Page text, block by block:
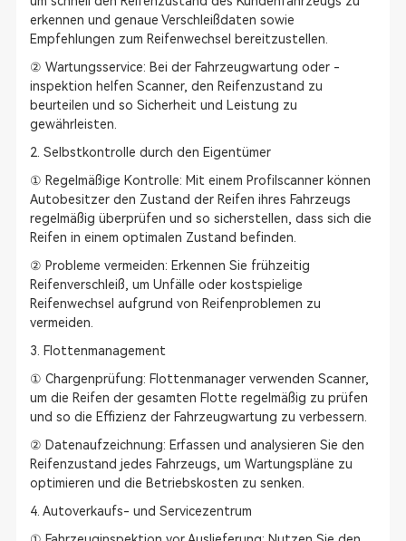
erkennen und genaue Verschleißdaten sowie
Empfehlungen zum Reifenwechsel bereitzustellen.
② Wartungsservice: Bei der Fahrzeugwartung oder -
inspektion helfen Scanner, den Reifenzustand zu
beurteilen und so Sicherheit und Leistung zu
gewährleisten.
2. Selbstkontrolle durch den Eigentümer
① Regelmäßige Kontrolle: Mit einem Profilscanner können
Autobesitzer den Zustand der Reifen ihres Fahrzeugs
regelmäßig überprüfen und so sicherstellen, dass sich die
Reifen in einem optimalen Zustand befinden.
② Probleme vermeiden: Erkennen Sie frühzeitig
Reifenverschleiß, um Unfälle oder kostspielige
Reifenwechsel aufgrund von Reifenproblemen zu
vermeiden.
3. Flottenmanagement
① Chargenprüfung: Flottenmanager verwenden Scanner,
um die Reifen der gesamten Flotte regelmäßig zu prüfen
und so die Effizienz der Fahrzeugwartung zu verbessern.
② Datenaufzeichnung: Erfassen und analysieren Sie den
Reifenzustand jedes Fahrzeugs, um Wartungspläne zu
optimieren und die Betriebskosten zu senken.
4. Autoverkaufs- und Servicezentrum